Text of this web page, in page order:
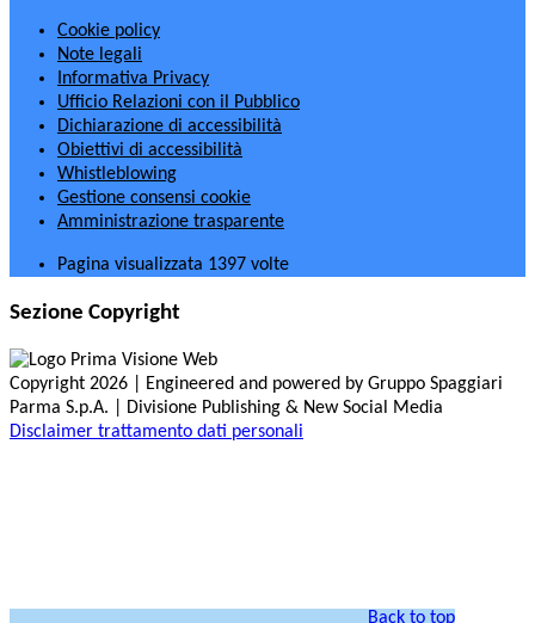
Cookie policy
Note legali
Informativa Privacy
Ufficio Relazioni con il Pubblico
Dichiarazione di accessibilità
Obiettivi di accessibilità
Whistleblowing
Gestione consensi cookie
Amministrazione trasparente
Pagina visualizzata 1397 volte
Sezione Copyright
Copyright 2026 | Engineered and powered by Gruppo Spaggiari
Parma S.p.A. | Divisione Publishing & New Social Media
Disclaimer trattamento dati personali
Back to top